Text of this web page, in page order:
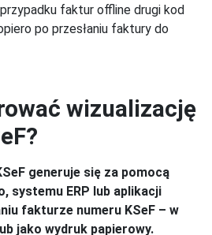
faktur offline drugi kod
po przesłaniu faktury do
wizualizację
generuje się za pomocą
systemu ERP lub aplikacji
fakturze numeru KSeF – w
jako wydruk papierowy.